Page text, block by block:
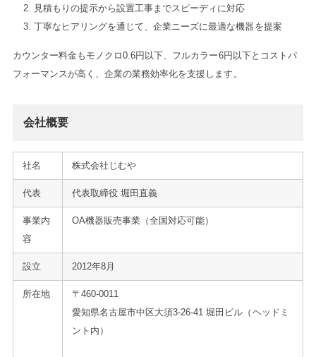
見積もりの提示から設置工事までスピーディに対応
丁寧なヒアリングを通じて、企業ニーズに最適な機器を提案
カウンター料金もモノクロ0.6円以下、フルカラー6円以下とコストパ
フォーマンスが高く、企業の業務効率化を支援します。
会社概要
社名 株式会社じむや
代表 代表取締役 堀田直義
事業内
容
OA機器販売事業（全国対応可能）
設立 2012年8月
所在地
〒460-0011
愛知県名古屋市中区大須3-26-41 堀田ビル（ヘッドミ
ント内）